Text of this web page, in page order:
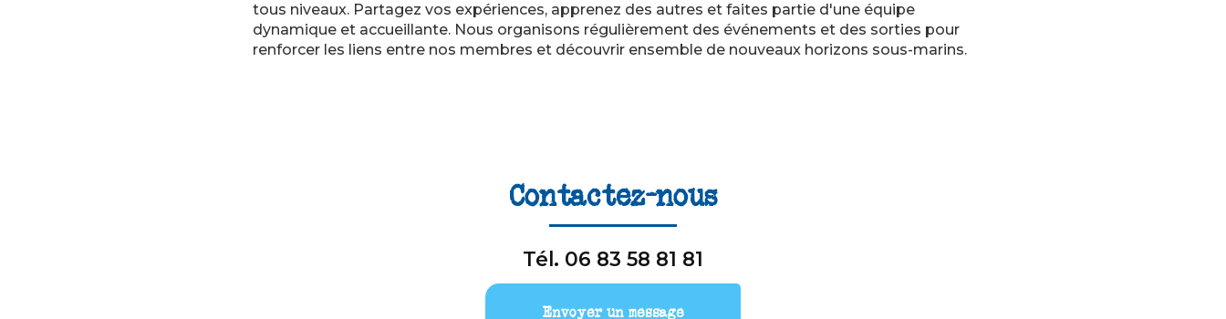
tous niveaux. Partagez vos expériences, apprenez des autres et faites partie d'une équipe
dynamique et accueillante. Nous organisons régulièrement des événements et des sorties pour
renforcer les liens entre nos membres et découvrir ensemble de nouveaux horizons sous-marins.
Contactez-nous
Tél. 06 83 58 81 81
Envoyer un message